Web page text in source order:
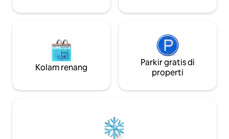
perkemahan.
Kolam renang
Parkir gratis di
properti